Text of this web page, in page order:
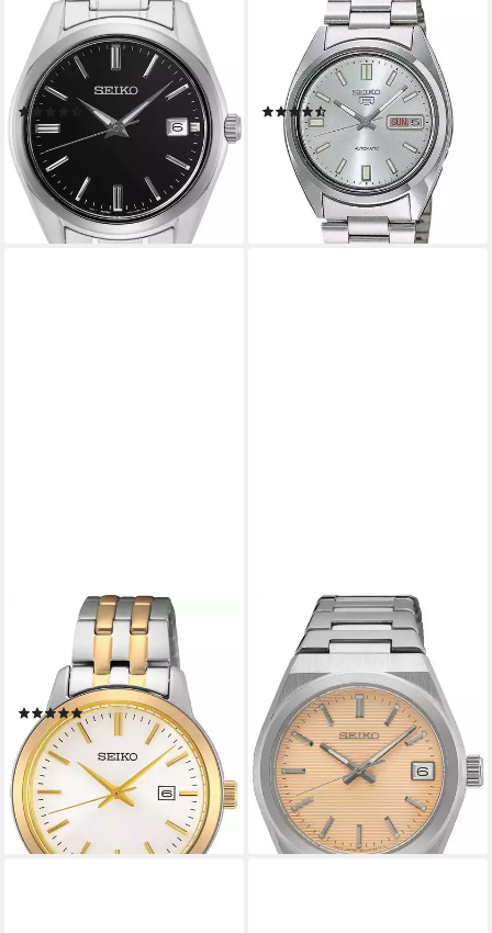
Quarzuhr SUR311P1,
Armbanduhr, Herrenuhr,
Damenuhr, Datum, Saphirglas,
Edelstahlarmband
(11)
ab 220,99 € UVP 260,00 €
-15%
lieferbar - in 2-3 Werktagen bei dir
Automatikuhr Seiko 5
SNXS73, Armbanduhr,
Mechanische Uhr, Herrenuhr,
Damenuhr, Tag, Datum
(37)
175,00 €
lieferbar - in 2-3 Werktagen bei dir
Quarzuhr SUR410P1,
Armbanduhr, Damenuhr,
Datum, Edelstahlarmband
(4)
ab 213,60 € UVP 240,00 €
-11%
lieferbar - in 2-3 Werktagen bei dir
Quarzuhr SUR577P1,
Armbanduhr, Damenuhr,
Edelstahlarmband, Datum,
Saphirglas
ab 230,64 € UVP330,00 €
-30%
lieferbar - in 2-3 Werktagen bei dir